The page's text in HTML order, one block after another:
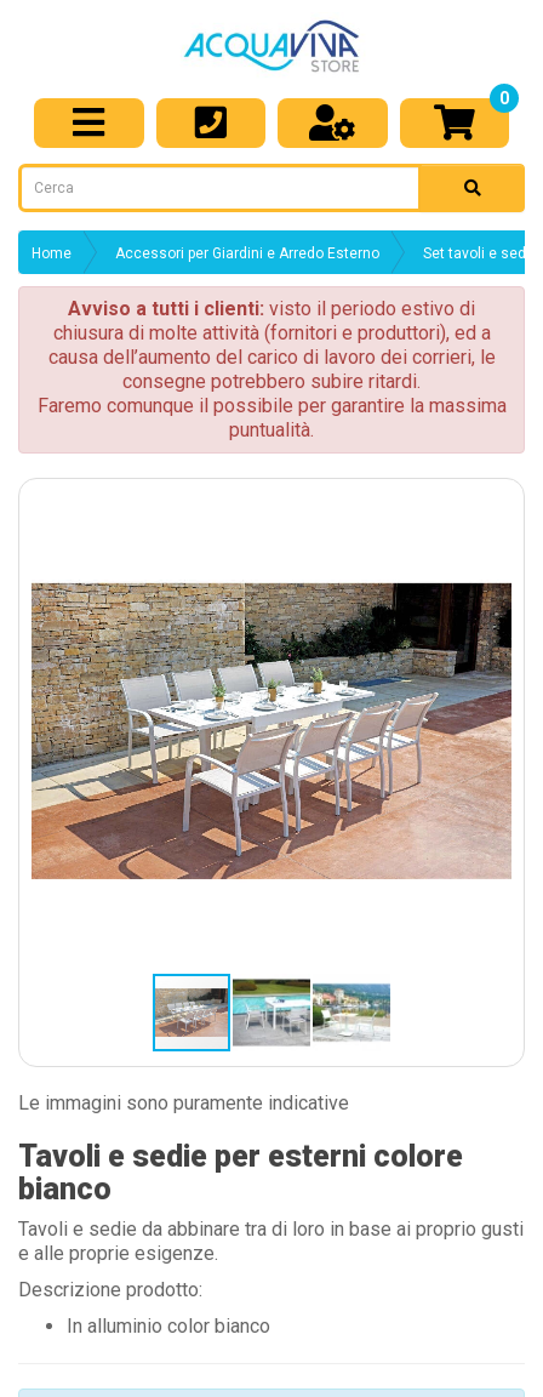
0
Home Accessori per Giardini e Arredo Esterno Set tavoli e sedie
Avviso a tutti i clienti: visto il periodo estivo di
chiusura di molte attività (fornitori e produttori), ed a
causa dell’aumento del carico di lavoro dei corrieri, le
consegne potrebbero subire ritardi.
Faremo comunque il possibile per garantire la massima
puntualità.
Le immagini sono puramente indicative
Tavoli e sedie per esterni colore
bianco
Tavoli e sedie da abbinare tra di loro in base ai proprio gusti
e alle proprie esigenze.
Descrizione prodotto:
In alluminio color bianco